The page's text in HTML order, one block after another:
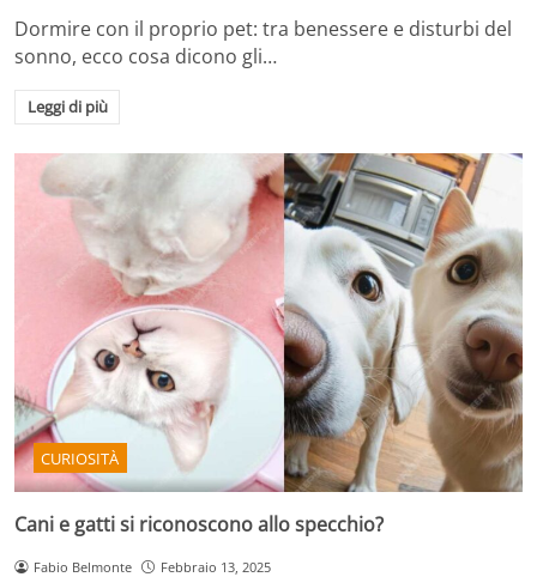
Dormire con il proprio pet: tra benessere e disturbi del
sonno, ecco cosa dicono gli…
Leggi di più
CURIOSITÀ
Cani e gatti si riconoscono allo specchio?
Fabio Belmonte Febbraio 13, 2025